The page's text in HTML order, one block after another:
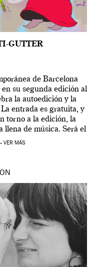
GUTTER
de Barcelona
su segunda edición al
la autoedición y la
entrada es gratuita, y
torno a la edición, la
llena de música. Será el
VER MÁS